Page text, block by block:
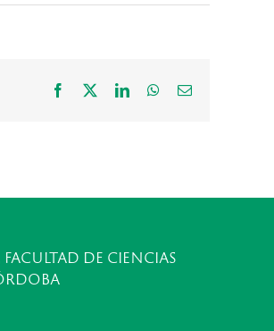
Facebook LinkedInWhatsApp
Correo
DE CIENCIAS